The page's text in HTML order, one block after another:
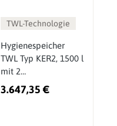
TWL-Technologie
Hygienespeicher
TWL Typ KER2, 1500 l
mit 2
Wärmetauschern
3.647,35 €